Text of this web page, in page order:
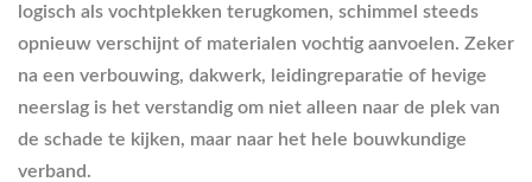
logisch als vochtplekken terugkomen, schimmel steeds
opnieuw verschijnt of materialen vochtig aanvoelen. Zeker
na een verbouwing, dakwerk, leidingreparatie of hevige
neerslag is het verstandig om niet alleen naar de plek van
de schade te kijken, maar naar het hele bouwkundige
verband.